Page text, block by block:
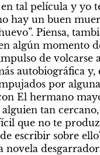
tal película y yo
hay un buen
Piensa,
algún momento
de volcarse
autobiográfica y,
por
El hermano
tan cercano,
que no te
escribir sobre
novela